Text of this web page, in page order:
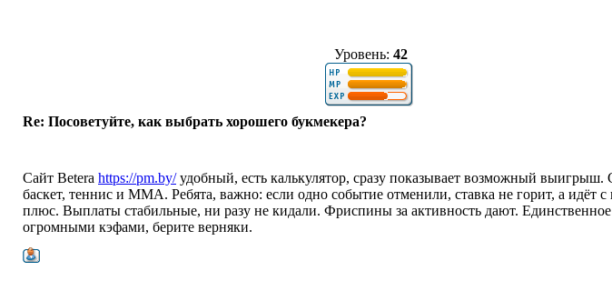
Уровень: 42
Re: Посоветуйте, как выбрать хорошего букмекера?
Сайт Betera https://pm.by/удобный, есть калькулятор, сразу показывает возможный выигрыш.
баскет, теннис и ММА. Ребята, важно: если одно событие отменили, ставка не горит, а идёт
плюс. Выплаты стабильные, ни разу не кидали. Фриспины за активность дают. Единственное
огромными кэфами, берите верняки.